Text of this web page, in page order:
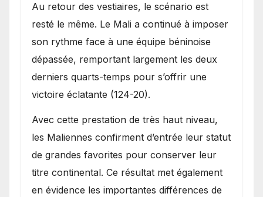
Au retour des vestiaires, le scénario est
resté le même. Le Mali a continué à imposer
son rythme face à une équipe béninoise
dépassée, remportant largement les deux
derniers quarts-temps pour s’offrir une
victoire éclatante (124-20).
Avec cette prestation de très haut niveau,
les Maliennes confirment d’entrée leur statut
de grandes favorites pour conserver leur
titre continental. Ce résultat met également
en évidence les importantes différences de